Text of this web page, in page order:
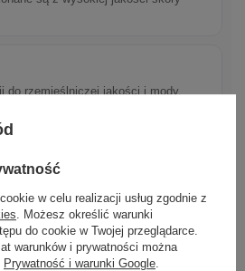
do rzemieślniczej jakości i mody.
które pasują do wielu stylizacji.
klientów i wysyłamy w 24h.
w celu realizacji usług zgodnie z
. Możesz określić warunki
do cookie w Twojej przeglądarce.
warunków i prywatności można
Prywatność i warunki Google